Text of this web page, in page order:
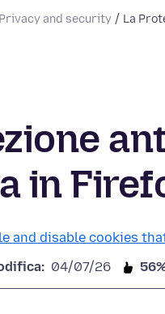
Privacy and security La
in
and disable cookies
04/07/26